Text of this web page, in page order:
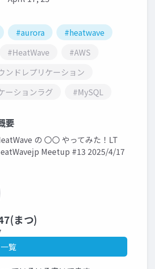
#aurora
#heatwave
#HeatWave
#AWS
ンドレプリケーション
ーションラグ
#MySQL
要
の 〇〇 やってみた！LT
Meetup #13 2025/4/17
まつ)
覧